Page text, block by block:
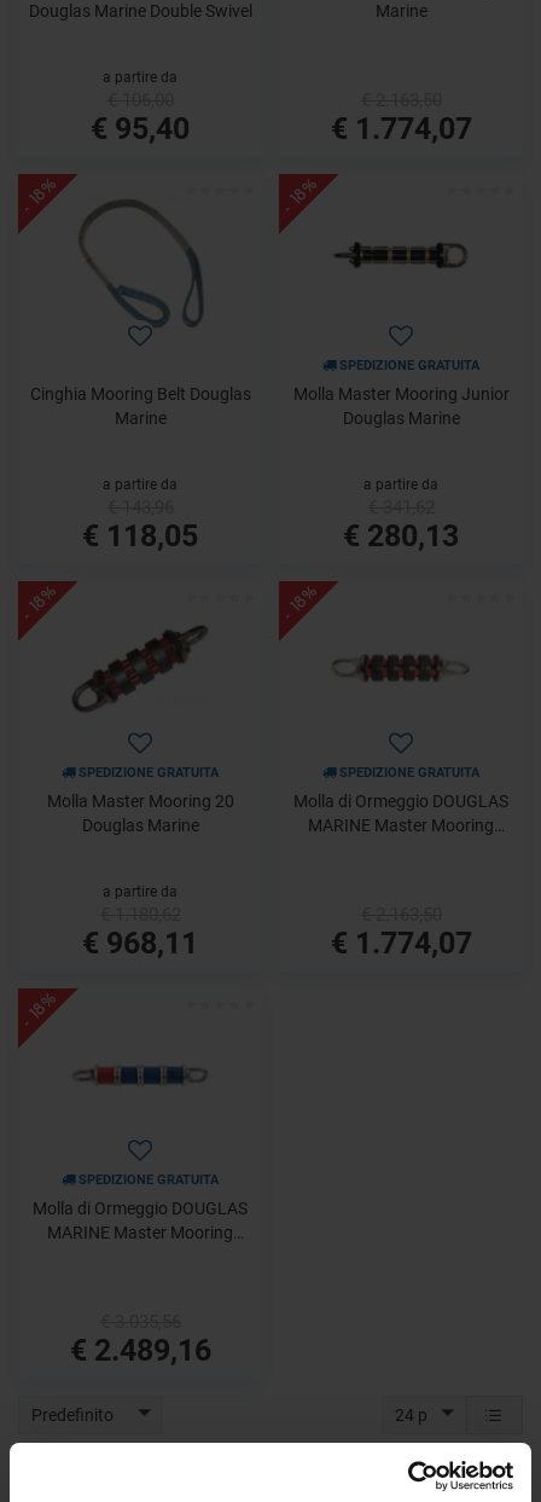
Douglas Marine Double Swivel
a partire da
€ 95,40
Marine
€ 1.774,07
- 18%
Cinghia Mooring Belt Douglas
Marine
a partire da
€ 118,05
- 18%
SPEDIZIONE GRATUITA
Molla Master Mooring Junior
Douglas Marine
a partire da
€ 280,13
- 18%
SPEDIZIONE GRATUITA
Molla Master Mooring 20
Douglas Marine
a partire da
€ 968,11
- 18%
SPEDIZIONE GRATUITA
Molla di Ormeggio DOUGLAS
MARINE Master Mooring
€ 1.774,07
- 18%
SPEDIZIONE GRATUITA
Molla di Ormeggio DOUGLAS
MARINE Master Mooring
€ 2.489,16
Predefinito 24 p